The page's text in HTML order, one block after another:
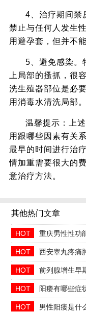
4、治疗期间禁
禁止与任何人发生
用避孕套，但并不
5、避免感染。
上局部的搔抓，很
洗生殖器部位是必
用消毒水清洗局部。
温馨提示：上
用跟哪些因素有关
最早的时间进行治
情加重需要很大的
意治疗方法。
其他热门文章
HOT 重庆男性性功能减退男科
HOT 西安睾丸疼痛肿胀男科
HOT 前列腺增生早期症状有哪些
HOT 阳痿有哪些症状？
HOT 男性阳痿是什么原